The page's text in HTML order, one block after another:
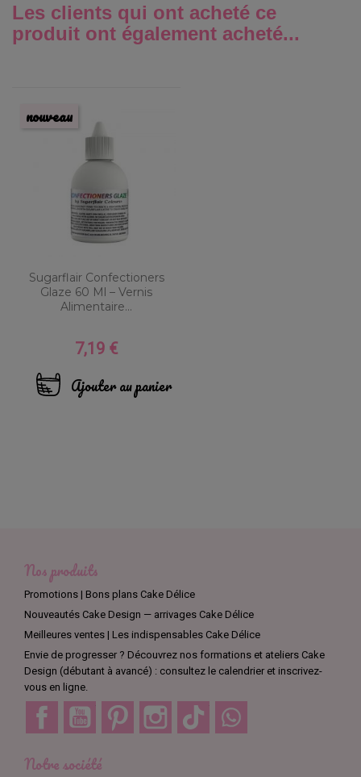
Les clients qui ont acheté ce
produit ont également acheté...
Sugarflair Confectioners
Glaze 60 Ml – Vernis
Alimentaire...
Prix
7,19 €
Ajouter au panier
nouveau
Nos produits
Promotions | Bons plans Cake Délice
Nouveautés Cake Design — arrivages Cake Délice
Meilleures ventes | Les indispensables Cake Délice
Envie de progresser ? Découvrez nos formations et ateliers Cake
Design (débutant à avancé) : consultez le calendrier et inscrivez-
vous en ligne.
Facebook YouTube Pinterest Instagram TikTok
Notre société